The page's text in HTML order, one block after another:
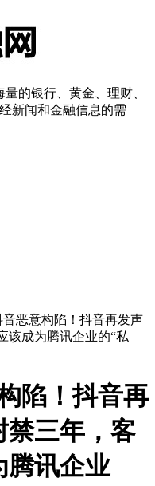
的银行、黄金、理财、
新闻和金融信息的需
音恶意构陷！抖音再发声
该成为腾讯企业的“私
陷！抖音再
禁三年，客
腾讯企业